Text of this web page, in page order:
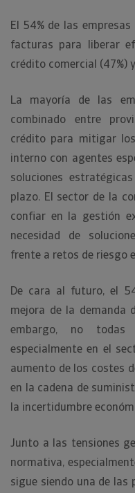
El 54% de las
facturas para liberar
crédito comercial (47%)
La mayoría de las
combinado entre
crédito para mitigar
interno con agentes
soluciones
plazo. El sector de la
confiar en la gestión
necesidad de
frente a retos de riesgo
De cara al futuro, el
mejora de la demanda
embargo, no todas
especialmente en el
aumento de los costes
en la cadena de
la incertidumbre
Junto a las tensiones
normativa,
sigue siendo una de las